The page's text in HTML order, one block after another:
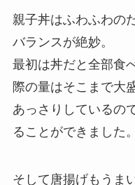
親子丼はふわふわの
バランスが絶妙。
最初は丼だと全部食
際の量はそこまで大
あっさりしているの
ることができました。
そして唐揚げもうまい